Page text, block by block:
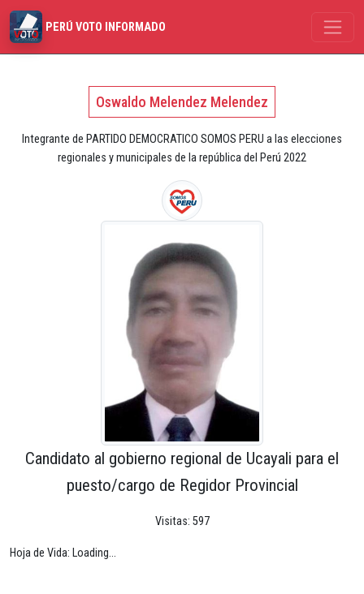
PERÚ VOTO INFORMADO
Oswaldo Melendez Melendez
Integrante de PARTIDO DEMOCRATICO SOMOS PERU a las elecciones
regionales y municipales de la república del Perú 2022
Candidato al gobierno regional de Ucayali para el
puesto/cargo de Regidor Provincial
Visitas: 597
Hoja de Vida: Loading...